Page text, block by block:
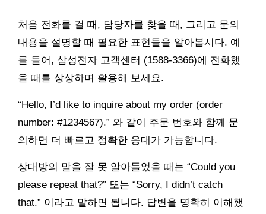
처음 전화를 걸 때, 담당자를 찾을 때, 그리고 문의
내용을 설명할 때 필요한 표현들을 알아봅시다. 예
를 들어, 삼성전자 고객센터 (1588-3366)에 전화했
을 때를 상상하며 활용해 보세요.
“Hello, I’d like to inquire about my order (order
number: #1234567).” 와 같이 주문 번호와 함께 문
의하면 더 빠르고 정확한 응대가 가능합니다.
상대방의 말을 잘 못 알아들었을 때는 “Could you
please repeat that?” 또는 “Sorry, I didn’t catch
that.” 이라고 말하면 됩니다. 답변을 명확히 이해했